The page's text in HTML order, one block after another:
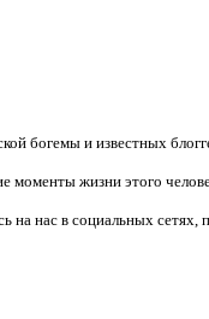
богемы и известных
моменты жизни этого
на нас в социальных